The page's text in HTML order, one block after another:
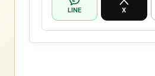
LINE X